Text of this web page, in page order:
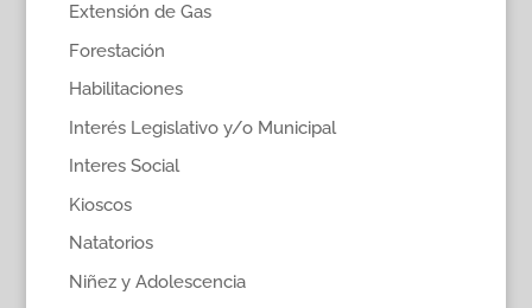
Extensión de Gas
Forestación
Habilitaciones
Interés Legislativo y/o Municipal
Interes Social
Kioscos
Natatorios
Niñez y Adolescencia